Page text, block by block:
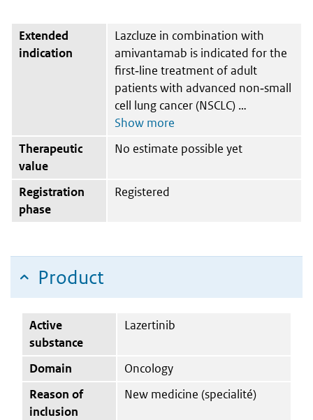
Extended
indication
Lazcluze in combination with
amivantamab is indicated for the
first‑line treatment of adult
patients with advanced non‑small
cell lung cancer (NSCLC)
Therapeutic
value
No estimate possible yet
Registration
phase
Registered
Product
Active
substance
Lazertinib
Domain
Oncology
Reason of
inclusion
New medicine (specialité)